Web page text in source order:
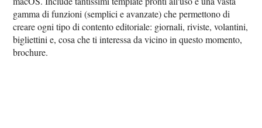
gamma di funzioni (semplici e avanzate) che permettono di
creare ogni tipo di contento editoriale: giornali, riviste, volantini,
bigliettini e, cosa che ti interessa da vicino in questo momento,
brochure.